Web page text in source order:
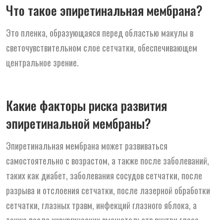
Что такое эпиретинальная мембрана?
Это пленка, образующаяся перед областью макулы в
светочувствительном слое сетчатки, обеспечивающем
центральное зрение.
Какие факторы риска развития
эпиретинальной мембраны?
Эпиретинальная мембрана может развиваться
самостоятельно с возрастом, а также после заболеваний,
таких как диабет, заболевания сосудов сетчатки, после
разрыва и отслоения сетчатки, после лазерной обработки
сетчатки, глазных травм, инфекций глазного яблока, а